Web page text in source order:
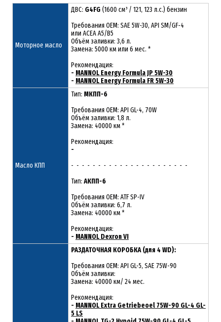
Моторное масло
ДВС: G4FG (1600 см³ / 121, 123 л.с.) бензин
Требования ОЕМ: SAE 5W-30, API SM/GF-4
или ACEA A5/B5
Объём заливки: 3,6 л.
Замена: 5000 км или 6 мес. *
Рекомендация:
- MANNOL Energy Formula JP 5W-30
- MANNOL Energy Formula FR 5W-30
Масло КПП
Тип: МКПП-6
Требования OEM: API GL-4, 70W
Объём заливки: 1,8 л.
Замена: 40000 км *
Рекомендация:
-
- - - - - - - - - - - - - - - - - - - - - -
Тип: АКПП-6
Требования OEM: ATF SP-IV
Объём заливки: 6,7 л.
Замена: 40000 км *
Рекомендация:
- MANNOL Dexron VI
РАЗДАТОЧНАЯ КОРОБКА (для 4 WD):
Требования OEM: API GL-5, SAE 75W-90
Объём заливки:
Замена: 40000 км/ 24 мес.
Рекомендация:
- MANNOL Extra Getriebeoel 75W-90 GL-4 GL-
5 LS